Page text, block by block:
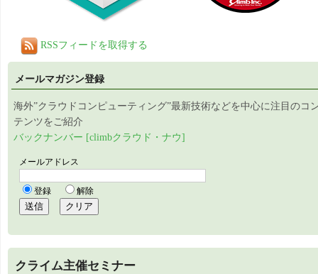
RSSフィードを取得する
メールマガジン登録
海外”クラウドコンピューティング”最新技術などを中心に注目のコ
テンツをご紹介
バックナンバー [climbクラウド・ナウ]
クライム主催セミナー